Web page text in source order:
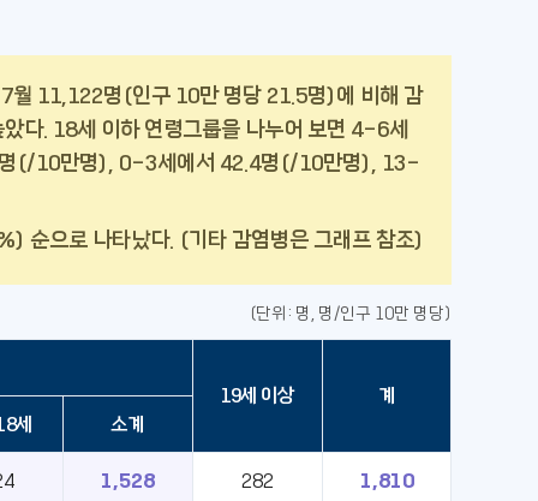
월 11,122명(인구 10만 명당 21.5명)에 비해 감
다. 18세 이하 연령그룹을 나누어 보면 4-6세
명(/10만명), 0-3세에서 42.4명(/10만명), 13-
으로 나타났다. (기타 감염병은 그래프 참조)
(단위: 명, 명/인구 10만 명당)
19세 이상
계
세
소계
1,528 282 1,810